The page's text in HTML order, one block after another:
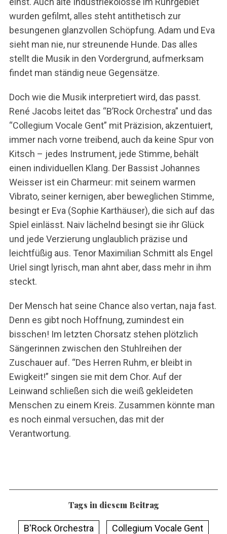
wurden gefilmt, alles steht antithetisch zur
besungenen glanzvollen Schöpfung. Adam und Eva
sieht man nie, nur streunende Hunde. Das alles
stellt die Musik in den Vordergrund, aufmerksam
findet man ständig neue Gegensätze.
Doch wie die Musik interpretiert wird, das passt.
René Jacobs leitet das “B’Rock Orchestra” und das
“Collegium Vocale Gent” mit Präzision, akzentuiert,
immer nach vorne treibend, auch da keine Spur von
Kitsch – jedes Instrument, jede Stimme, behält
einen individuellen Klang. Der Bassist Johannes
Weisser ist ein Charmeur: mit seinem warmen
Vibrato, seiner kernigen, aber beweglichen Stimme,
besingt er Eva (Sophie Karthäuser), die sich auf das
Spiel einlässt. Naiv lächelnd besingt sie ihr Glück
und jede Verzierung unglaublich präzise und
leichtfüßig aus. Tenor Maximilian Schmitt als Engel
Uriel singt lyrisch, man ahnt aber, dass mehr in ihm
steckt.
Der Mensch hat seine Chance also vertan, naja fast.
Denn es gibt noch Hoffnung, zumindest ein
bisschen! Im letzten Chorsatz stehen plötzlich
Sängerinnen zwischen den Stuhlreihen der
Zuschauer auf. “Des Herren Ruhm, er bleibt in
Ewigkeit!” singen sie mit dem Chor. Auf der
Leinwand schließen sich die weiß gekleideten
Menschen zu einem Kreis. Zusammen könnte man
es noch einmal versuchen, das mit der
Verantwortung.
Tags in diesem Beitrag
B'Rock Orchestra
Collegium Vocale Gent
r
c
h
r
: